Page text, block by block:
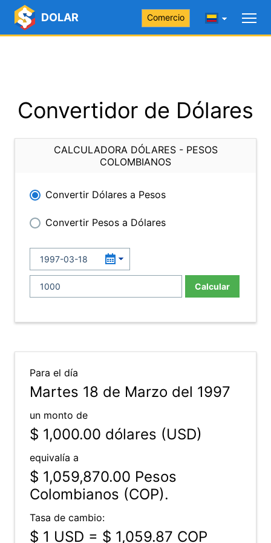
DOLAR Comercio
Convertidor de Dólares
CALCULADORA DÓLARES - PESOS
COLOMBIANOS
Convertir Dólares a Pesos
Convertir Pesos a Dólares
Calcular
Para el día
Martes 18 de Marzo del 1997
un monto de
$ 1,000.00 dólares (USD)
equivalía a
$ 1,059,870.00 Pesos
Colombianos (COP).
Tasa de cambio:
$ 1 USD = $ 1,059.87 COP